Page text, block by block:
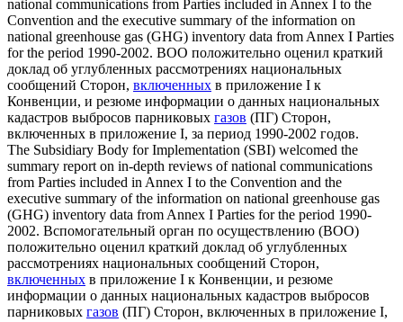
national communications from Parties included in Annex I to the
Convention and the executive summary of the information on
national greenhouse gas (GHG) inventory data from Annex I Parties
for the period 1990-2002. ВОО положительно оценил краткий
доклад об углубленных рассмотрениях национальных
сообщений Сторон, включенных в приложение I к
Конвенции, и резюме информации о данных национальных
кадастров выбросов парниковых газов (ПГ) Сторон,
включенных в приложение I, за период 1990-2002 годов.
The Subsidiary Body for Implementation (SBI) welcomed the
summary report on in-depth reviews of national communications
from Parties included in Annex I to the Convention and the
executive summary of the information on national greenhouse gas
(GHG) inventory data from Annex I Parties for the period 1990-
2002. Вспомогательный орган по осуществлению (ВОО)
положительно оценил краткий доклад об углубленных
рассмотрениях национальных сообщений Сторон,
включенных в приложение I к Конвенции, и резюме
информации о данных национальных кадастров выбросов
парниковых газов (ПГ) Сторон, включенных в приложение I,